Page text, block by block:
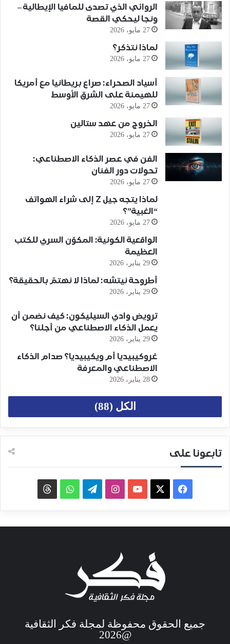
الروائي الذي تصدى للمافيا الإيطالية –
ونجا ليحكي القصة
27 مايو، 2026
لماذا نتذكر؟
27 مايو، 2026
أسياد الصحراء: صراع بريطانيا مع أمريكا
للهيمنة على الشرق الأوسط
27 مايو، 2026
الخروج من عهد ستالين
27 مايو، 2026
الفن في عصر الذكاء الاصطناعي:
تحولات دور الفنان
27 مايو، 2026
لماذا يتجه جيل Z إلى شراء الهواتف
“الغبية”؟
27 مايو، 2026
الواقعية الكونية: المكوّن السري للكتب
العظيمة
29 يناير، 2026
أطروحة نيتشه: لماذا لا نهتمّ بالحقيقة؟
29 يناير، 2026
ترويض وادي السيليكون: كيف نضمن أن
يعمل الذكاء الاصطناعي من أجلنا؟
29 يناير، 2026
غروكيبيديا أم ويكيبيديا؟ صدام الذكاء
الاصطناعي والمعرفة
28 يناير، 2026
الكل (88)
تابعونا على
جميع الحقوق محفوظة لمجلة فكر الثقافية
@2026